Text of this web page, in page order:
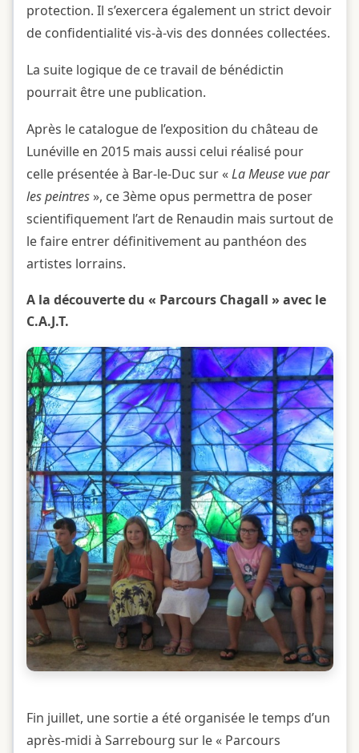
protection. Il s’exercera également un strict devoir
de confidentialité vis-à-vis des données collectées.
La suite logique de ce travail de bénédictin
pourrait être une publication.
Après le catalogue de l’exposition du château de
Lunéville en 2015 mais aussi celui réalisé pour
celle présentée à Bar-le-Duc sur «La Meuse vue par
les peintres», ce 3ème opus permettra de poser
scientifiquement l’art de Renaudin mais surtout de
le faire entrer définitivement au panthéon des
artistes lorrains.
A la découverte du « Parcours Chagall » avec le
C.A.J.T.
Fin juillet, une sortie a été organisée le temps d’un
après-midi à Sarrebourg sur le « Parcours